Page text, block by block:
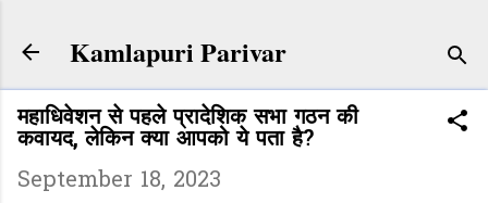
Kamlapuri Parivar
महाधिवेशन से पहले प्रादेशिक सभा गठन की
कवायद, लेकिन क्या आपको ये पता है?
September 18, 2023